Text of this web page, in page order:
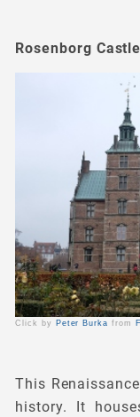
Click by Peter Burka from
Rosenborg Castle
This
history. It